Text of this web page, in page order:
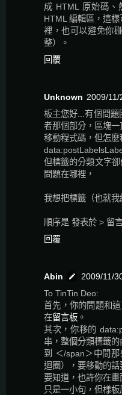
成 HTML 原始碼
HTML 編輯區，這
裡，也可以避免你
整）。
回覆
Unknown 2009/11/
板主您好...有個問題
者那個部分，區塊一
移動程式碼，但怎
但標籤的分類文字
問題在哪裡，
我想把標籤（也就
順序是 發表於 > 留
回覆
Abin
2009/11/
To TinTin Deo:
首先，你的問題和
在留言板 。
其次，你移的
串，整個分類標籤
到 ＜/span＞中間
迴圈），要移動的話
要知道，也許你在
只是一小句，但樣